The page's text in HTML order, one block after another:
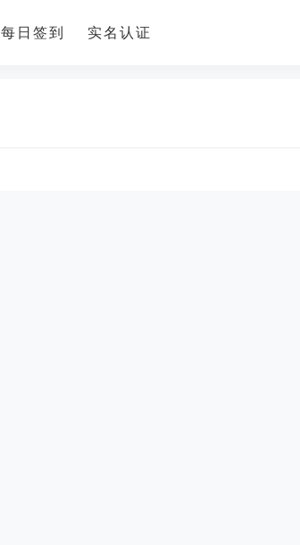
每日签到 实名认证